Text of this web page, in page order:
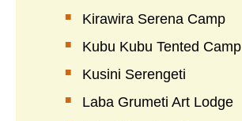
Kirawira Serena Camp
Kubu Kubu Tented Camp
Kusini Serengeti
Laba Grumeti Art Lodge